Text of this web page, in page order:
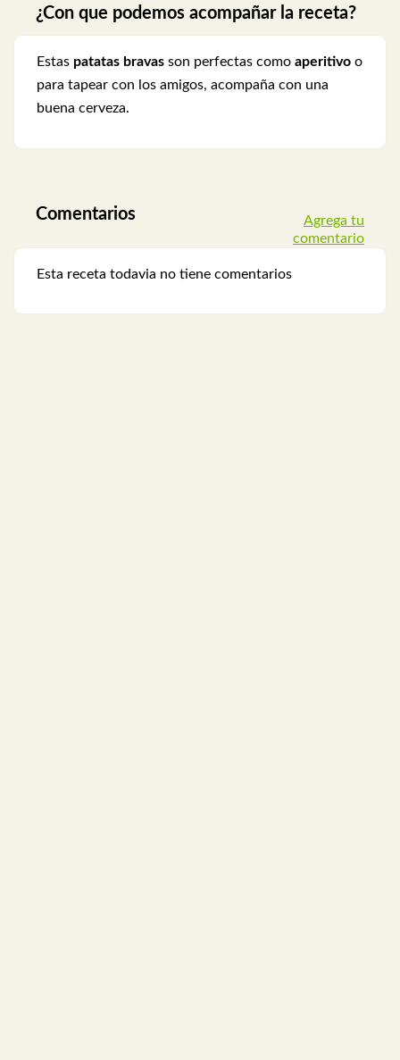
¿Con que podemos acompañar la receta?
Estas patatas bravas son perfectas como aperitivo o
para tapear con los amigos, acompaña con una
buena cerveza.
Comentarios
Agrega tu
comentario
Esta receta todavia no tiene comentarios